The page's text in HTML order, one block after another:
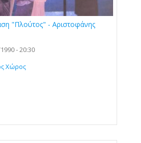
"Πλούτος" - Αριστοφάνης
- 20:30
Χώρος